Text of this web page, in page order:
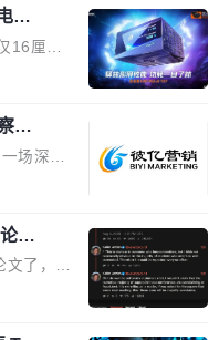
发者的。
插件。
出解
同一类
们能读取
返回一
觉得差点
要填50
如我
旗
16厘米
技近日正
台打
定功率
5.1
与内置
主机
钛金雕1
时实现
属于同
：
移
场深刻
从2025
120亿美
是从20
亿美
牌对专
文
文了，而
大量过
Jorda